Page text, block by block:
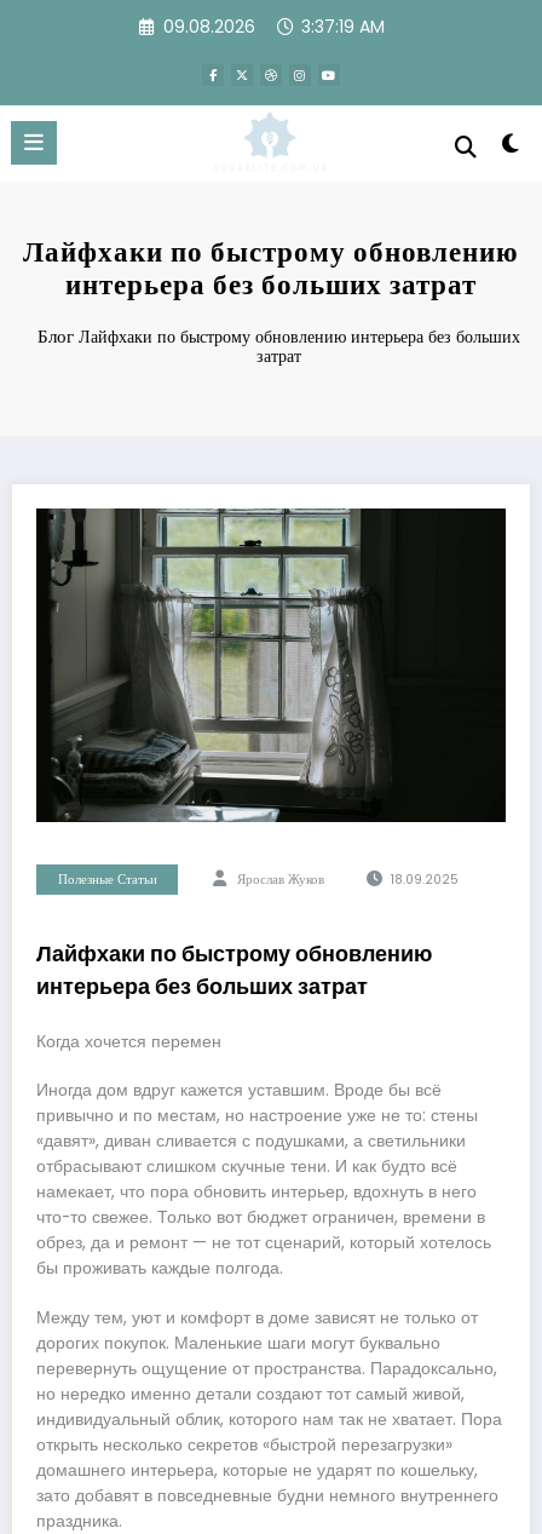
09.08.2026 3:37:19 AM
Лайфхаки по быстрому обновлению
интерьера без больших затрат
Блог Лайфхаки по быстрому обновлению интерьера без больших
затрат
Полезные Статьи Ярослав Жуков 18.09.2025
Лайфхаки по быстрому обновлению
интерьера без больших затрат
Когда хочется перемен
Иногда дом вдруг кажется уставшим. Вроде бы всё
привычно и по местам, но настроение уже не то: стены
«давят», диван сливается с подушками, а светильники
отбрасывают слишком скучные тени. И как будто всё
намекает, что пора обновить интерьер, вдохнуть в него
что-то свежее. Только вот бюджет ограничен, времени в
обрез, да и ремонт — не тот сценарий, который хотелось
бы проживать каждые полгода.
Между тем, уют и комфорт в доме зависят не только от
дорогих покупок. Маленькие шаги могут буквально
перевернуть ощущение от пространства. Парадоксально,
но нередко именно детали создают тот самый живой,
индивидуальный облик, которого нам так не хватает. Пора
открыть несколько секретов «быстрой перезагрузки»
домашнего интерьера, которые не ударят по кошельку,
зато добавят в повседневные будни немного внутреннего
праздника.